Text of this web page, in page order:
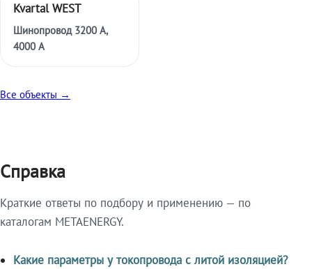
Kvartal WEST
Шинопровод 3200 А,
4000 А
Все объекты →
Справка
Краткие ответы по подбору и применению — по
каталогам METAENERGY.
Какие параметры у токопровода с литой изоляцией?